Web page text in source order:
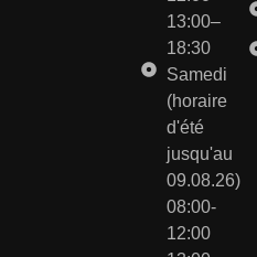
13:00–
18:30
Samedi
(horaire
d'été
jusqu'au
09.08.26)
08:00-
12:00